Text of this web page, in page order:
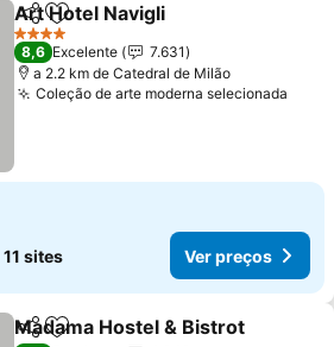
PartilharAdicionar aos favoritos
Art Hotel Navigli
4 Estrelas
8,6 Excelente
7.631
a 2.2 km de Catedral de Milão
Coleção de arte moderna selecionada
11 sites Ver preços
PartilharAdicionar aos favoritos
Madama Hostel & Bistrot